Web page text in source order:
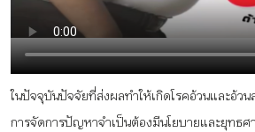
กิจกรรม
หัวข้อที่เราแนะนำ
ในปัจจุบันปัจจัยที่่ส่งผลทำให้เกิดโรคอ้วนและอ้ว
การจัดการปัญหาจำเป็นต้องมีนโยบายและยุทธศ